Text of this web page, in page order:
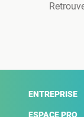
ENTREPRISE
ESPACE PRO